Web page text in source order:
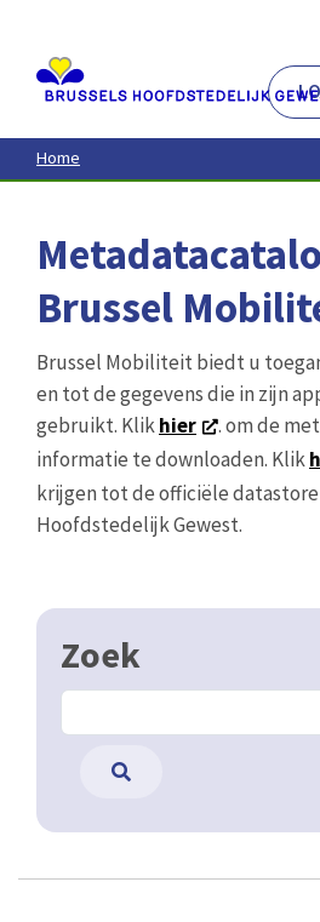
contenu
principal
Home
Brussel
Brussel Mobiliteit biedt u
en tot de gegevens die in zijn
gebruikt. Klikhier
. om de
informatie te downloaden. Klik
krijgen tot de officiële
Hoofdstedelijk Gewest.
Zoek